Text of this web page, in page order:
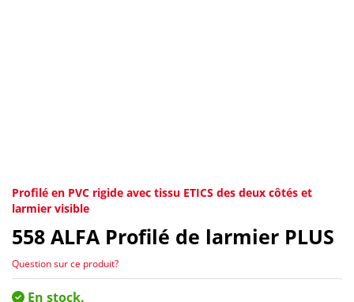
Profilé en PVC rigide avec tissu ETICS des deux côtés et
larmier visible
558 ALFA Profilé de larmier PLUS
Question sur ce produit?
En stock.